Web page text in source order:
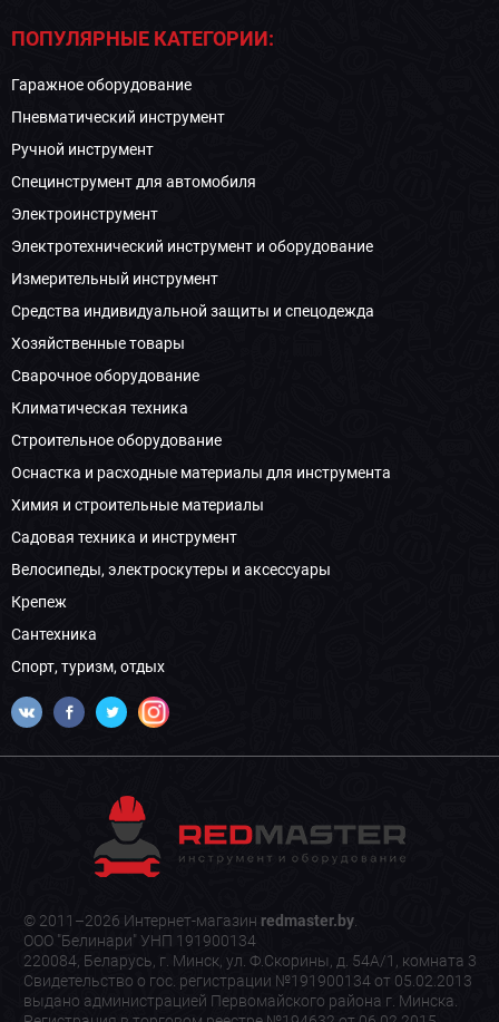
ПОПУЛЯРНЫЕ КАТЕГОРИИ:
Гаражное оборудование
Пневматический инструмент
Ручной инструмент
Специнструмент для автомобиля
Электроинструмент
Электротехнический инструмент и оборудование
Измерительный инструмент
Средства индивидуальной защиты и спецодежда
Хозяйственные товары
Сварочное оборудование
Климатическая техника
Строительное оборудование
Оснастка и расходные материалы для инструмента
Химия и строительные материалы
Садовая техника и инструмент
Велосипеды, электроскутеры и аксессуары
Крепеж
Сантехника
Спорт, туризм, отдых
© 2011–2026 Интернет-магазин redmaster.by.
ООО "Белинари" УНП 191900134
220084, Беларусь, г. Минск, ул. Ф.Скорины, д. 54А/1, комната 3
Свидетельство о гос. регистрации №191900134 от 05.02.2013
выдано администрацией Первомайского района г. Минска.